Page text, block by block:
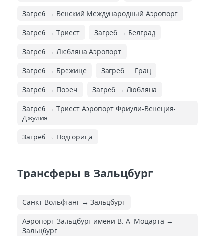
Загреб → Венский Международный Аэропорт
Загреб → Триест Загреб → Белград
Загреб → Любляна Аэропорт
Загреб → Брежице Загреб → Грац
Загреб → Пореч Загреб → Любляна
Загреб → Триест Аэропорт Фриули-Венеция-
Джулия
Загреб → Подгорица
Трансферы в Зальцбург
Санкт-Вольфганг → Зальцбург
Аэропорт Зальцбург имени В. А. Моцарта →
Зальцбург